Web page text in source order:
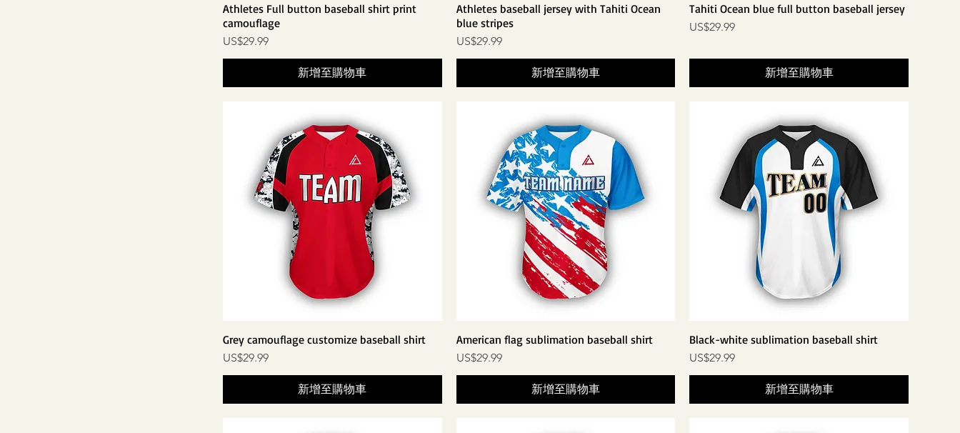
Athletes Full button baseball shirt print
camouflage
價格
US$29.99
新增至購物車
Athletes baseball jersey with Tahiti Ocean
blue stripes
價格
US$29.99
新增至購物車
Tahiti Ocean blue full button baseball jersey
價格
US$29.99
新增至購物車
Grey camouflage customize baseball shirt
價格
US$29.99
新增至購物車
American flag sublimation baseball shirt
價格
US$29.99
新增至購物車
Black-white sublimation baseball shirt
價格
US$29.99
新增至購物車